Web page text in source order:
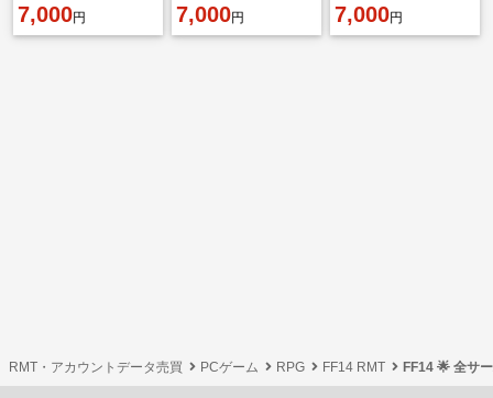
7,000円 7,000円 7,000円
RMT・アカウントデータ売買 PCゲーム RPG FF14 RMT FF14 🌟 全サ